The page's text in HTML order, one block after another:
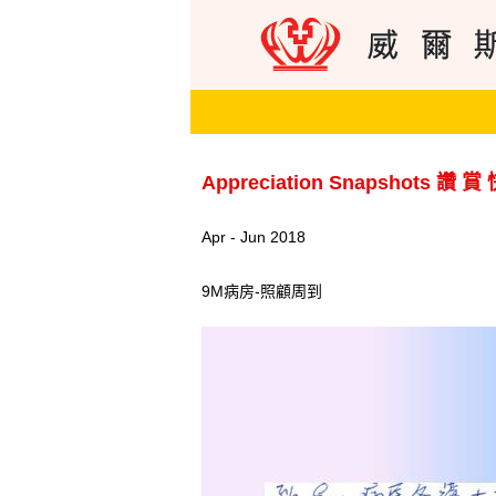
Appreciation Snapshots 讚 賞
Apr - Jun 2018
9M病房-照顧周到